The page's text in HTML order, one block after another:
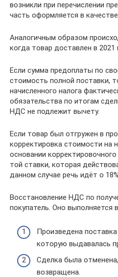
возникли при перечислении
часть оформляется в
Аналогичным образом
когда товар доставлен в 2021
Если сумма предоплаты по
стоимость полной поставки,
начисленного налога
обязательства по итогам
НДС не подлежит вычету.
Если товар был отгружен в
корректировка стоимости на
основании
той ставки, которая
данном случае речь идёт о
Восстановление НДС по
покупатель. Оно выполняется
Произведена
которую выдавалась
Сделка была
возвращена.